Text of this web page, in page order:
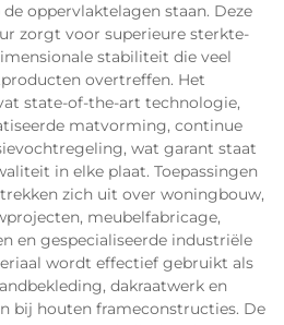
oppervlaktelagen staan. Deze
zorgt voor superieure sterkte-
stabiliteit die veel
overtreffen. Het
state-of-the-art technologie,
matvorming, continue
wat garant staat
in elke plaat. Toepassingen
zich uit over woningbouw,
meubelfabricage,
en gespecialiseerde industriële
wordt effectief gebruikt als
dakraatwerk en
bij houten frameconstructies. De